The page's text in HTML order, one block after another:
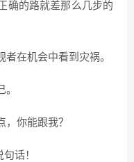
确的路就差那么几步的
者在机会中看到灾祸。
你能跟我？
话！